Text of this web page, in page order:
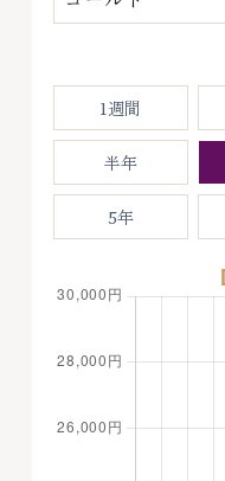
1週間
半年
5年